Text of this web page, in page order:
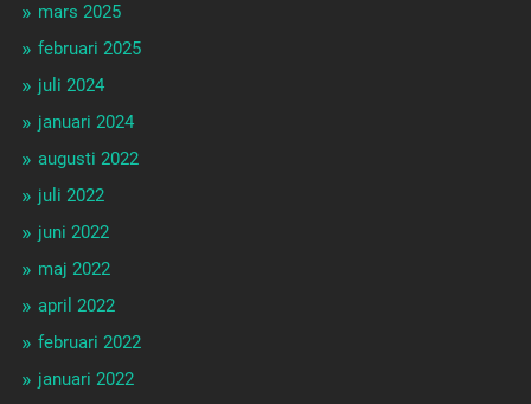
mars 2025
februari 2025
juli 2024
januari 2024
augusti 2022
juli 2022
juni 2022
maj 2022
april 2022
februari 2022
januari 2022